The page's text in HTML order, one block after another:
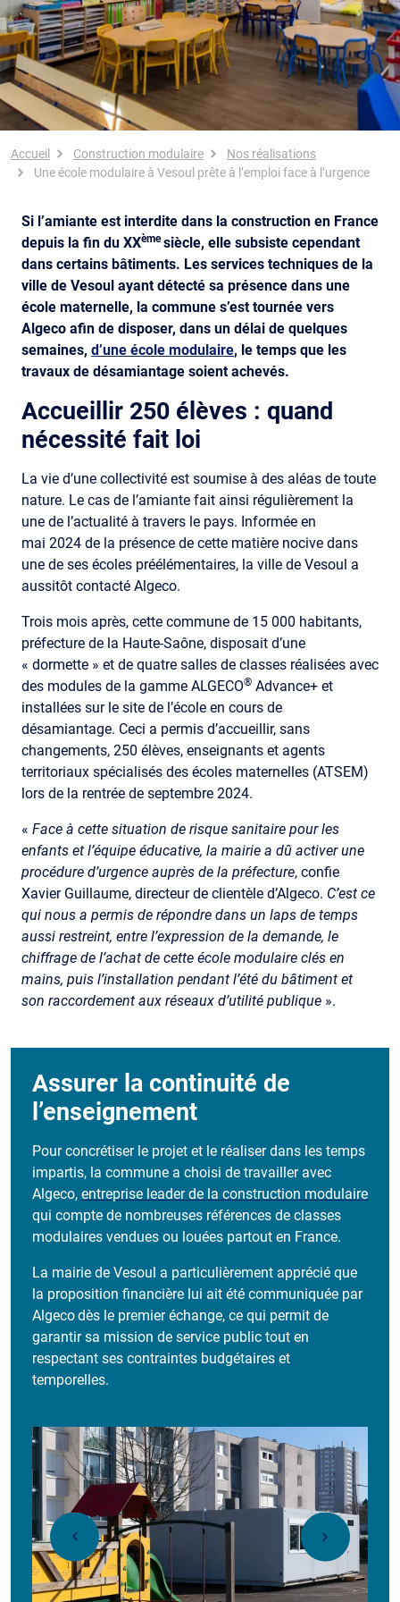
Fil d'Ariane
Accueil Construction modulaire
Nos réalisations
Une école modulaire à Vesoul prête à l’emploi face à l’urgence
Si l’amiante est interdite dans la construction en France
depuis la fin du XXèmesiècle, elle subsiste cependant
dans certains bâtiments. Les services techniques de la
ville de Vesoul ayant détecté sa présence dans une
école maternelle, la commune s’est tournée vers
Algeco afin de disposer, dans un délai de quelques
semaines, d’une école modulaire, le temps que les
travaux de désamiantage soient achevés.
Accueillir 250 élèves : quand
nécessité fait loi
La vie d’une collectivité est soumise à des aléas de toute
nature. Le cas de l’amiante fait ainsi régulièrement la
une de l’actualité à travers le pays. Informée en
mai 2024 de la présence de cette matière nocive dans
une de ses écoles préélémentaires, la ville de Vesoul a
aussitôt contacté Algeco.
Trois mois après, cette commune de 15 000 habitants,
préfecture de la Haute-Saône, disposait d’une
« dormette » et de quatre salles de classes réalisées avec
des modules de la gamme ALGECO® Advance+ et
installées sur le site de l’école en cours de
désamiantage. Ceci a permis d’accueillir, sans
changements, 250 élèves, enseignants et agents
territoriaux spécialisés des écoles maternelles (ATSEM)
lors de la rentrée de septembre 2024.
« Face à cette situation de risque sanitaire pour les
enfants et l’équipe éducative, la mairie a dû activer une
procédure d’urgence auprès de la préfecture, confie
Xavier Guillaume, directeur de clientèle d’Algeco. C’est ce
qui nous a permis de répondre dans un laps de temps
aussi restreint, entre l’expression de la demande, le
chiffrage de l’achat de cette école modulaire clés en
mains, puis l’installation pendant l’été du bâtiment et
son raccordement aux réseaux d’utilité publique ».
Assurer la continuité de
l’enseignement
Pour concrétiser le projet et le réaliser dans les temps
impartis, la commune a choisi de travailler avec
Algeco, entreprise leaderde la construction modulaire
qui compte de nombreuses références de classes
modulaires vendues ou louées partout en France.
La mairie de Vesoul a particulièrement apprécié que
la proposition financière lui ait été communiquée par
Algecodès le premier échange, ce qui permit de
garantir sa mission de service public tout en
respectant ses contraintes budgétaires et
temporelles.